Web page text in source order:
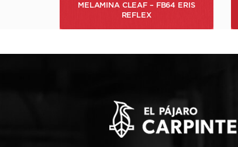
MELAMINA MERINO – ALTO BRILLO
25066 BLACK